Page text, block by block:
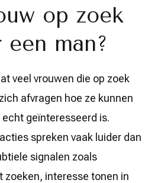
op zoek
een man?
veel vrouwen die op zoek
afvragen hoe ze kunnen
geïnteresseerd is.
spreken vaak luider dan
signalen zoals
interesse tonen in